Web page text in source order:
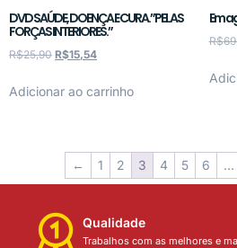
DVD SAÚDE, DOENÇA E CURA.”PELAS
FORÇAS INTERIORES.”
R$25,90 R$15,54
Adicionar ao carrinho
Em
R$
← 1 2 3 4 5 6 …
Qualidade
Trabalhos com as melhores e